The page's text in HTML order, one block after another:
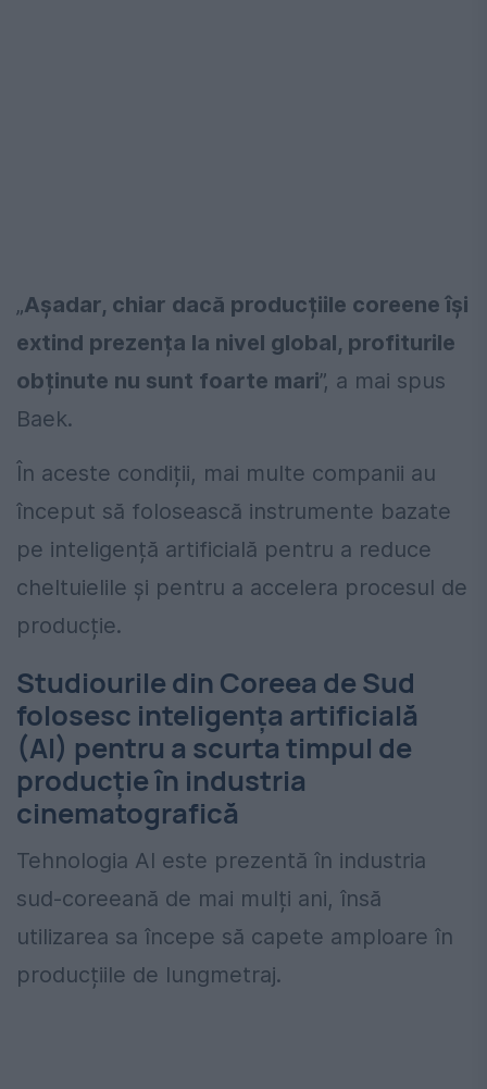
„Așadar, chiar dacă producțiile coreene își
extind prezența la nivel global, profiturile
obținute nu sunt foarte mari”, a mai spus
Baek.
În aceste condiții, mai multe companii au
început să folosească instrumente bazate
pe inteligență artificială pentru a reduce
cheltuielile și pentru a accelera procesul de
producție.
Studiourile din Coreea de Sud
folosesc inteligența artificială
(AI) pentru a scurta timpul de
producție în industria
cinematografică
Tehnologia AI este prezentă în industria
sud-coreeană de mai mulți ani, însă
utilizarea sa începe să capete amploare în
producțiile de lungmetraj.